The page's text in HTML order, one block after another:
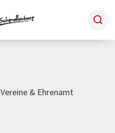
Vereine & Ehrenamt